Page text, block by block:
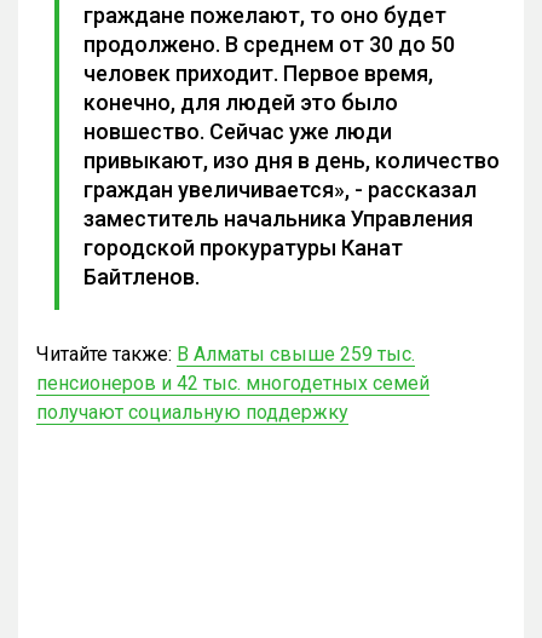
граждане пожелают, то оно будет
продолжено. В среднем от 30 до 50
человек приходит. Первое время,
конечно, для людей это было
новшество. Сейчас уже люди
привыкают, изо дня в день, количество
граждан увеличивается», - рассказал
заместитель начальника Управления
городской прокуратуры Канат
Байтленов.
Читайте также: В Алматы свыше 259 тыс.
пенсионеров и 42 тыс. многодетных семей
получают социальную поддержку